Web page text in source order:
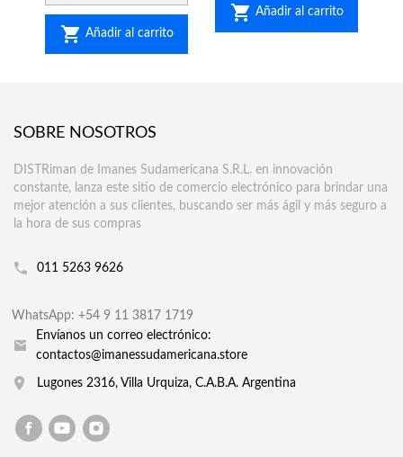
 Añadir al carrito
 Añadir al carrito
SOBRE NOSOTROS
DISTRiman de Imanes Sudamericana S.R.L. en innovación
constante, lanza este sitio de comercio electrónico para brindar una
mejor atención a sus clientes, buscando ser más ágil y más seguro a
la hora de sus compras
011 5263 9626
WhatsApp: +54 9 11 3817 1719
Envíanos un correo electrónico:
contactos@imanessudamericana.store
Lugones 2316, Villa Urquiza, C.A.B.A. Argentina